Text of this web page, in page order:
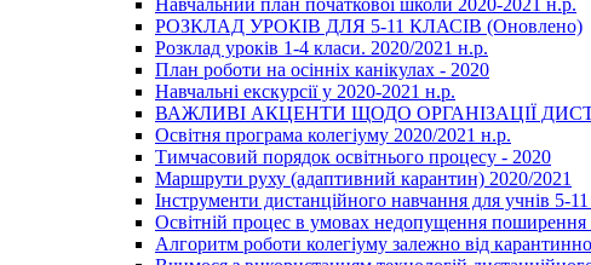
РОЗКЛАД УРОКІВ ДЛЯ 5-11 КЛАСІВ (Оновлено)
Розклад уроків 1-4 класи. 2020/2021 н.р.
План роботи на осінніх канікулах - 2020
Навчальні екскурсії у 2020-2021 н.р.
ВАЖЛИВІ АКЦЕНТИ ЩОДО ОРГАНІЗАЦІЇ
Освітня програма колегіуму 2020/2021 н.р.
Тимчасовий порядок освітнього процесу - 2020
Маршрути руху (адаптивний карантин) 2020/2021
Інструменти дистанційного навчання для учнів 5-11
Освітній процес в умовах недопущення
Алгоритм роботи колегіуму залежно від